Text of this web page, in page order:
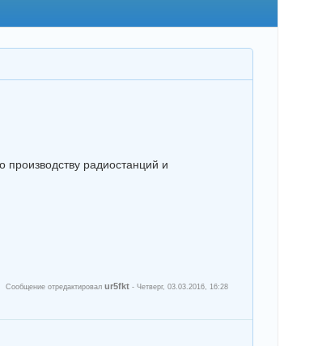
производству радиостанций и
Сообщение отредактировал ur5fkt - Четверг, 03.03.2016, 16:28